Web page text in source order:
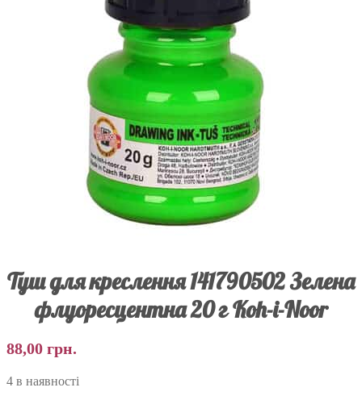
Туш для креслення 141790502 Зелена
флуоресцентна 20 г Koh-i-Noor
88,00 грн.
4 в наявності